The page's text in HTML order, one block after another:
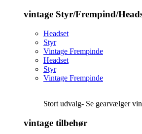
vintage Styr/Frempind/
Headset
Styr
Vintage Frempinde
Headset
Styr
Vintage Frempinde
Stort udvalg- Se gearvælger
vintage tilbehør